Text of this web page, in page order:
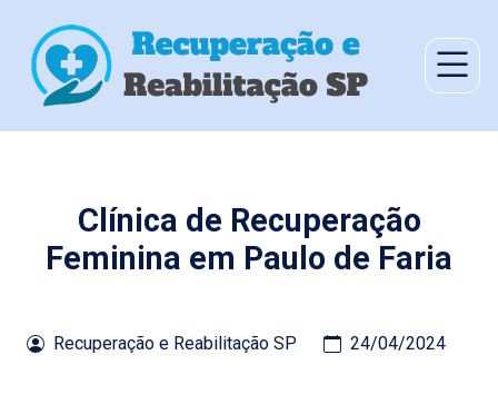
Clínica de Recuperação
Feminina em Paulo de Faria
Recuperação e Reabilitação SP 24/04/2024